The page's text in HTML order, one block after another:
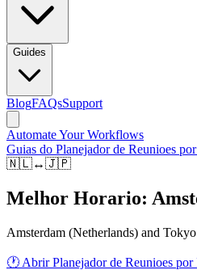
Guides
BlogFAQsSupport
Automate Your Workflows
Guias do Planejador de Reunioes
🇳🇱↔🇯🇵
Melhor Horario:
Amsterdam (Netherlands) and Tokyo
🕐 Abrir Planejador de Reunioes